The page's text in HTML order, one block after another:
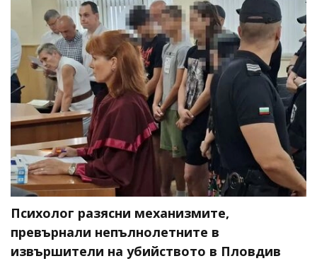
Психолог разясни механизмите,
превърнали непълнолетните в
извършители на убийството в Пловдив